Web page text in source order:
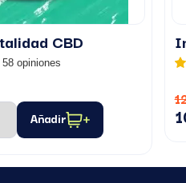
CBD
58 opiniones
Añadir